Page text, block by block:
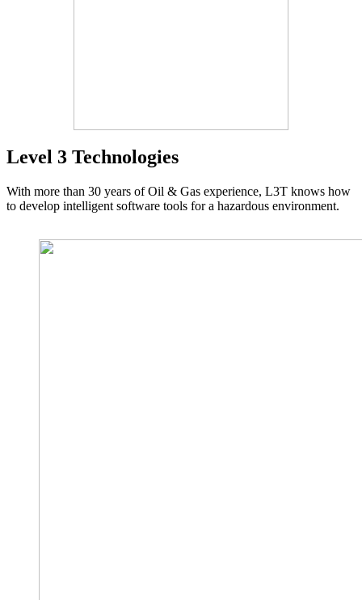
Level 3 Technologies
With more than 30 years of Oil & Gas experience, L3T knows how
to develop intelligent software tools for a hazardous environment.